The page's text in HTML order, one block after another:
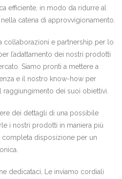
efficiente, in modo da ridurre al
catena di approvvigionamento.
collaborazioni e partnership per lo
l’adattamento dei nostri prodotti
Siamo pronti a mettere a
e il nostro know-how per
raggiungimento dei suoi obiettivi.
dei dettagli di una possibile
i nostri prodotti in maniera più
completa disposizione per un
dedicataci, Le inviamo cordiali